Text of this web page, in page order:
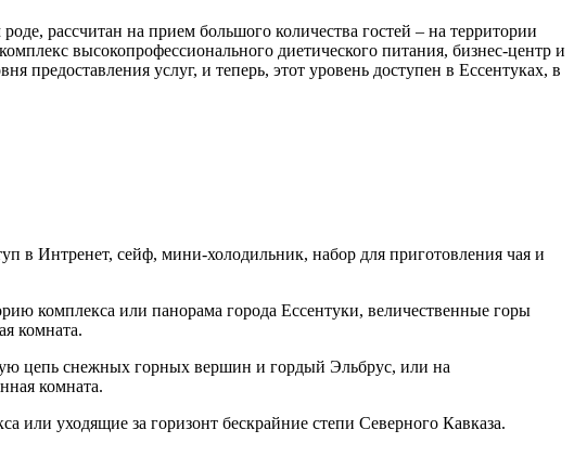
рассчитан на прием большого количества гостей – на территории
высокопрофессионального диетического питания, бизнес-центр и
услуг, и теперь, этот уровень доступен в Ессентуках, в
в Интренет, сейф, мини-холодильник, набор для приготовления чая и
комплекса или панорама города Ессентуки, величественные горы
комната.
цепь снежных горных вершин и гордый Эльбрус, или на
комната.
или уходящие за горизонт бескрайние степи Северного Кавказа.